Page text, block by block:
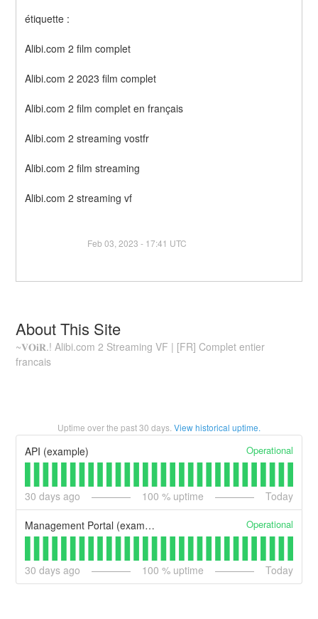
étiquette :
Alibi.com 2 film complet
Alibi.com 2 2023 film complet
Alibi.com 2 film complet en français
Alibi.com 2 streaming vostfr
Alibi.com 2 film streaming
Alibi.com 2 streaming vf
Feb 03 , 2023 - 17:41 UTC
About This Site
~𝐕𝐎𝐢𝐑.! Alibi.com 2 Streaming VF | [FR] Complet entier
francais
Uptime over the past30 days. View historical uptime.
API (example) Operational
30 days ago 100 % uptime Today
Management Portal (example) Operational
30 days ago 100 % uptime Today